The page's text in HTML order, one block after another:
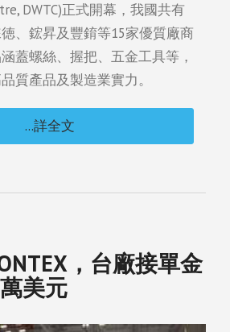
DWTC)正式開幕，我國共有
、鋐昇及豐錥等15家優質廠商
蓋螺絲、握把、五金工具等，
質產品及製造業實力。
...詳全文
，台廠接單金
美元